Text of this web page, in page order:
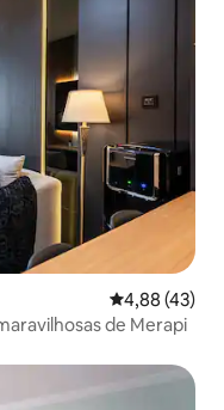
4,88 de uma
4,88 (43)
de Merapi